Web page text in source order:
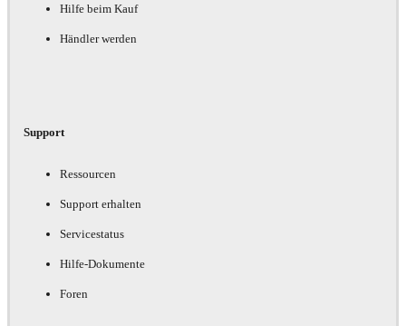
Hilfe beim Kauf
Händler werden
Support
Ressourcen
Support erhalten
Servicestatus
Hilfe-Dokumente
Foren